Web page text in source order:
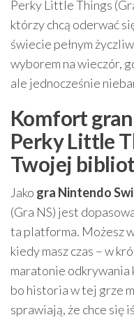
Perky Little Things
którzy chcą oderwać
świecie pełnym
wyborem na wieczór,
ale jednocześnie
Komfort
Perky Little
Twojej
Jako gra Nintendo
(Gra NS) jest
ta platforma. Możesz
kiedy masz czas – w
maratonie odkrywania
bo historia w tej grze
sprawiają, że chce się